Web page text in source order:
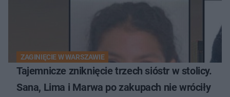
ZAGINIĘCIE W WARSZAWIE
Tajemnicze zniknięcie trzech sióstr w stolicy.
Sana, Lima i Marwa po zakupach nie wróciły